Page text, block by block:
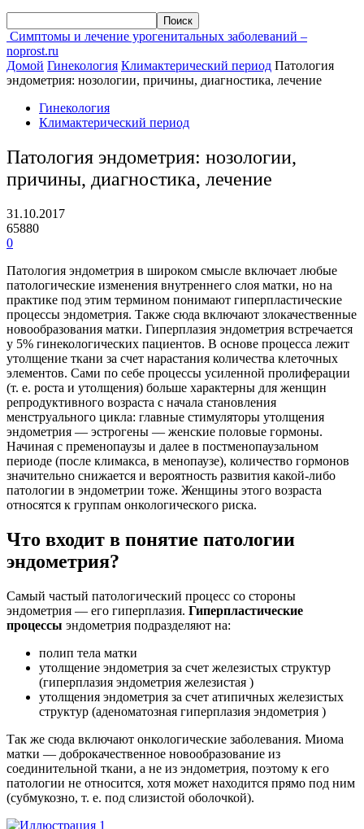
Симптомы и лечение урогенитальных заболеваний –
noprost.ru
Домой Гинекология Климактерический период Патология
эндометрия: нозологии, причины, диагностика, лечение
Гинекология
Климактерический период
Патология эндометрия: нозологии,
причины, диагностика, лечение
31.10.2017
65880
0
Патология эндометрия в широком смысле включает любые
патологические изменения внутреннего слоя матки, но на
практике под этим термином понимают гиперпластические
процессы эндометрия. Также сюда включают злокачественные
новообразования матки. Гиперплазия эндометрия встречается
у 5% гинекологических пациентов. В основе процесса лежит
утолщение ткани за счет нарастания количества клеточных
элементов. Сами по себе процессы усиленной пролиферации
(т. е. роста и утолщения) больше характерны для женщин
репродуктивного возраста с начала становления
менструального цикла: главные стимуляторы утолщения
эндометрия — эстрогены — женские половые гормоны.
Начиная с пременопаузы и далее в постменопаузальном
периоде (после климакса, в менопаузе), количество гормонов
значительно снижается и вероятность развития какой-либо
патологии в эндометрии тоже. Женщины этого возраста
относятся к группам онкологического риска.
Что входит в понятие патологии
эндометрия?
Самый частый патологический процесс со стороны
эндометрия — его гиперплазия. Гиперпластические
процессы эндометрия подразделяют на:
полип тела матки
утолщение эндометрия за счет железистых структур
(гиперплазия эндометрия железистая )
утолщения эндометрия за счет атипичных железистых
структур (аденоматозная гиперплазия эндометрия )
Так же сюда включают онкологические заболевания. Миома
матки — доброкачественное новообразование из
соединительной ткани, а не из эндометрия, поэтому к его
патологии не относится, хотя может находится прямо под ним
(субмукозно, т. е. под слизистой оболочкой).